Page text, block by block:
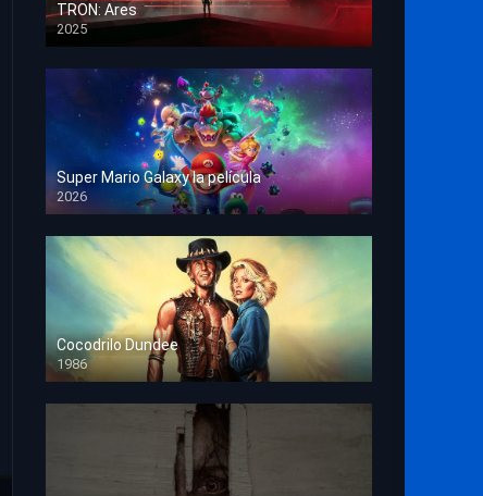
TRON: Ares
2025
HD 1080p
Super Mario Galaxy la película
2026
HD 1080p
Cocodrilo Dundee
1986
HD 1080p